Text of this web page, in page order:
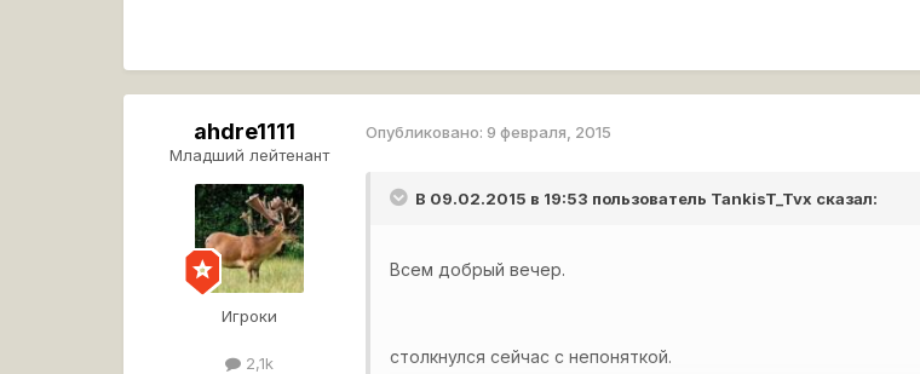
ahdre1111
Младший лейтенант
Игроки
2,1k
Опубликовано:9 февраля, 2015
В 09.02.2015 в 19:53 пользователь TankisT_Tvx сказал:
Всем добрый вечер.
столкнулся сейчас с непоняткой.